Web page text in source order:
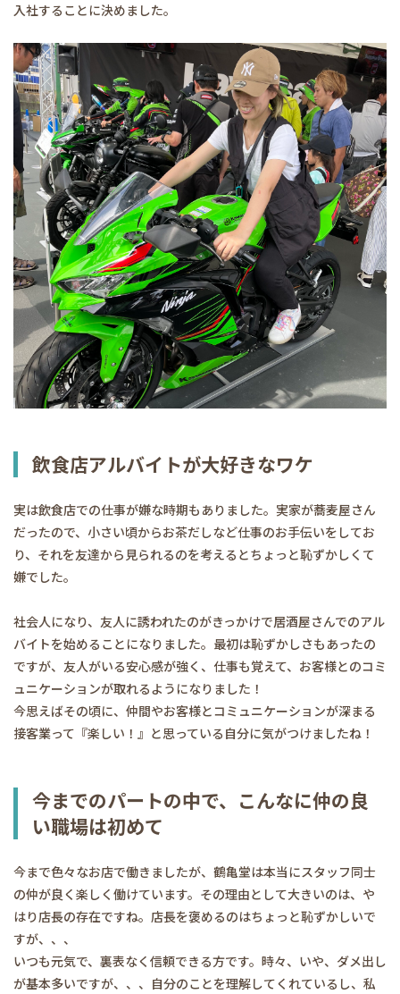
入社することに決めました。
飲食店アルバイトが大好きなワケ
実は飲食店での仕事が嫌な時期もありました。実家が蕎麦屋さん
だったので、小さい頃からお茶だしなど仕事のお手伝いをしてお
り、それを友達から見られるのを考えるとちょっと恥ずかしくて
嫌でした。
社会人になり、友人に誘われたのがきっかけで居酒屋さんでのアル
バイトを始めることになりました。最初は恥ずかしさもあったの
ですが、友人がいる安心感が強く、仕事も覚えて、お客様とのコミ
ュニケーションが取れるようになりました！
今思えばその頃に、仲間やお客様とコミュニケーションが深まる
接客業って『楽しい！』と思っている自分に気がつけましたね！
今までのパートの中で、こんなに仲の良
い職場は初めて
今まで色々なお店で働きましたが、鶴亀堂は本当にスタッフ同士
の仲が良く楽しく働けています。その理由として大きいのは、や
はり店長の存在ですね。店長を褒めるのはちょっと恥ずかしいで
すが、、、
いつも元気で、裏表なく信頼できる方です。時々、いや、ダメ出し
が基本多いですが、、、自分のことを理解してくれているし、私